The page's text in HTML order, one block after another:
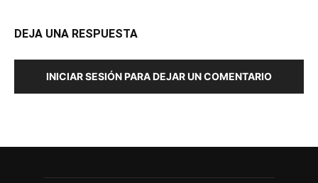
DEJA UNA RESPUESTA
INICIAR SESIÓN PARA DEJAR UN COMENTARIO